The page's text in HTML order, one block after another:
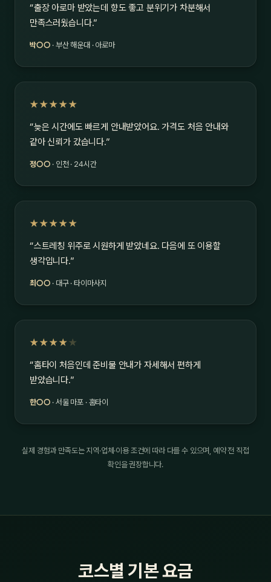
“출장 아로마 받았는데 향도 좋고 분위기가 차분해서
만족스러웠습니다.”
박○○ · 부산 해운대 · 아로마
★★★★★
“늦은 시간에도 빠르게 안내받았어요. 가격도 처음 안내와
같아 신뢰가 갔습니다.”
정○○ · 인천 · 24시간
★★★★★
“스트레칭 위주로 시원하게 받았네요. 다음에 또 이용할
생각입니다.”
최○○ · 대구 · 타이마사지
★★★★ ★
“홈타이 처음인데 준비물 안내가 자세해서 편하게
받았습니다.”
한○○ · 서울 마포 · 홈타이
실제 경험과 만족도는 지역·업체·이용 조건에 따라 다를 수 있으며, 예약 전 직접
확인을 권장합니다.
코스별 기본 요금